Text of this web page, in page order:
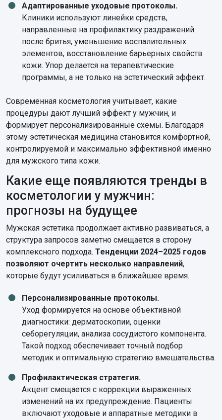
Адаптированные уходовые протоколы.
Клиники используют линейки средств,
направленные на профилактику раздражений
после бритья, уменьшение воспалительных
элементов, восстановление барьерных свойств
кожи. Упор делается на терапевтические
программы, а не только на эстетический эффект.
Современная косметология учитывает, какие
процедуры дают лучший эффект у мужчин, и
формирует персонализированные схемы. Благодаря
этому эстетическая медицина становится комфортной,
контролируемой и максимально эффективной именно
для мужского типа кожи.
Какие еще появляются тренды в
косметологии у мужчин:
прогнозы на будущее
Мужская эстетика продолжает активно развиваться, а
структура запросов заметно смещается в сторону
комплексного подхода. Тенденции 2024–2025 годов
позволяют очертить несколько направлений,
которые будут усиливаться в ближайшее время.
Персонализированные протоколы.
Уход формируется на основе объективной
диагностики: дерматоскопии, оценки
себорегуляции, анализа сосудистого компонента.
Такой подход обеспечивает точный подбор
методик и оптимальную стратегию вмешательства.
Профилактическая стратегия.
Акцент смещается с коррекции выраженных
изменений на их предупреждение. Пациенты
включают уходовые и аппаратные методики в